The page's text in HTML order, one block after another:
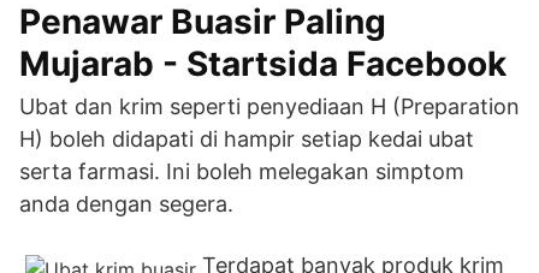
Penawar Buasir Paling
Mujarab - Startsida Facebook
Ubat dan krim seperti penyediaan H (Preparation
H) boleh didapati di hampir setiap kedai ubat
serta farmasi. Ini boleh melegakan simptom
anda dengan segera.
Terdapat banyak produk krim